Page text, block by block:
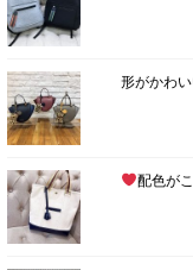
形がかわ
配色が